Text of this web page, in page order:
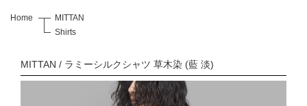
Home
MITTAN
Shirts
MITTAN / ラミーシルクシャツ 草木染 (藍 淡)